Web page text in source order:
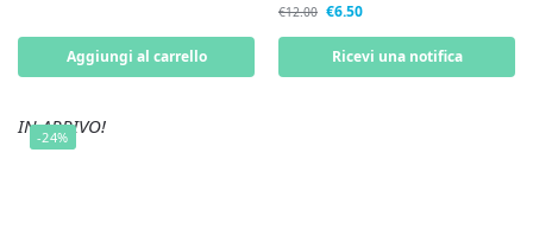
Aggiungi al carrello
€12.00 €6.50
Ricevi una notifica
-24%
IN ARRIVO!